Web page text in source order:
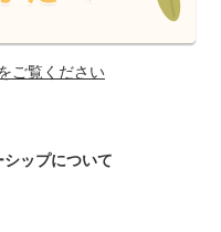
ご覧ください
ップについて